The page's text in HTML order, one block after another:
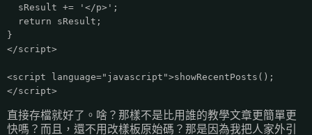
sResult += '</p>';
return sResult;
}
</script>
<script language="javascript">showRecentPosts();
</script>
直接存檔就好了。啥？那樣不是比用誰的教學文章更簡單更
快嗎？而且，還不用改樣板原始碼？那是因為我把人家外引